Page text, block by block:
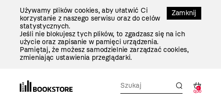
Zamknij
Używamy plików cookies, aby ułatwić Ci
korzystanie z naszego serwisu oraz do celów
statystycznych.
Jeśli nie blokujesz tych plików, to zgadzasz się na ich
użycie oraz zapisanie w pamięci urządzenia.
Pamiętaj, że możesz samodzielnie zarządzać cookies,
zmieniając ustawienia przeglądarki.
0
0,00